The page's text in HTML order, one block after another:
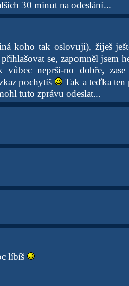
30 minut na odeslání...
koho tak oslovuji), žiješ
se, zapomněl jsem
neprší-no dobře,
pochytíš
Tak a teďka ten
tuto zprávu odeslat...
líbíš